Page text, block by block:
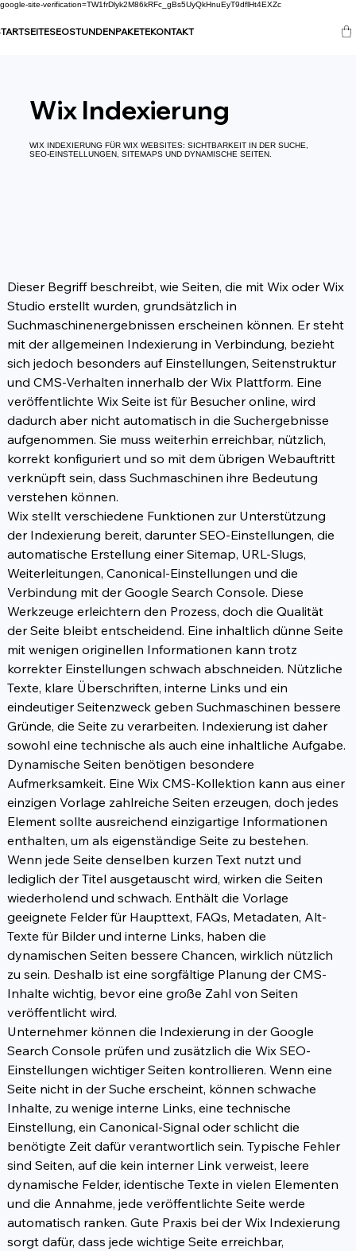
google-site-verification=TW1frDlyk2M86kRFc_gBs5UyQkHnuEyT9dflHt4EXZc
SEOSTUNDENPAKETEKONTAKT
Wix Indexierung
WIX INDEXIERUNG FÜR WIX WEBSITES: SICHTBARKEIT IN DER SUCHE,
SEO-EINSTELLUNGEN, SITEMAPS UND DYNAMISCHE SEITEN.
Dieser Begriff beschreibt, wie Seiten, die mit Wix oder Wix
Studio erstellt wurden, grundsätzlich in
Suchmaschinenergebnissen erscheinen können. Er steht
mit der allgemeinen Indexierung in Verbindung, bezieht
sich jedoch besonders auf Einstellungen, Seitenstruktur
und CMS-Verhalten innerhalb der Wix Plattform. Eine
veröffentlichte Wix Seite ist für Besucher online, wird
dadurch aber nicht automatisch in die Suchergebnisse
aufgenommen. Sie muss weiterhin erreichbar, nützlich,
korrekt konfiguriert und so mit dem übrigen Webauftritt
verknüpft sein, dass Suchmaschinen ihre Bedeutung
verstehen können.
Wix stellt verschiedene Funktionen zur Unterstützung
der Indexierung bereit, darunter SEO-Einstellungen, die
automatische Erstellung einer Sitemap, URL-Slugs,
Weiterleitungen, Canonical-Einstellungen und die
Verbindung mit der Google Search Console. Diese
Werkzeuge erleichtern den Prozess, doch die Qualität
der Seite bleibt entscheidend. Eine inhaltlich dünne Seite
mit wenigen originellen Informationen kann trotz
korrekter Einstellungen schwach abschneiden. Nützliche
Texte, klare Überschriften, interne Links und ein
eindeutiger Seitenzweck geben Suchmaschinen bessere
Gründe, die Seite zu verarbeiten. Indexierung ist daher
sowohl eine technische als auch eine inhaltliche Aufgabe.
Dynamische Seiten benötigen besondere
Aufmerksamkeit. Eine Wix CMS-Kollektion kann aus einer
einzigen Vorlage zahlreiche Seiten erzeugen, doch jedes
Element sollte ausreichend einzigartige Informationen
enthalten, um als eigenständige Seite zu bestehen.
Wenn jede Seite denselben kurzen Text nutzt und
lediglich der Titel ausgetauscht wird, wirken die Seiten
wiederholend und schwach. Enthält die Vorlage
geeignete Felder für Haupttext, FAQs, Metadaten, Alt-
Texte für Bilder und interne Links, haben die
dynamischen Seiten bessere Chancen, wirklich nützlich
zu sein. Deshalb ist eine sorgfältige Planung der CMS-
Inhalte wichtig, bevor eine große Zahl von Seiten
veröffentlicht wird.
Unternehmer können die Indexierung in der Google
Search Console prüfen und zusätzlich die Wix SEO-
Einstellungen wichtiger Seiten kontrollieren. Wenn eine
Seite nicht in der Suche erscheint, können schwache
Inhalte, zu wenige interne Links, eine technische
Einstellung, ein Canonical-Signal oder schlicht die
benötigte Zeit dafür verantwortlich sein. Typische Fehler
sind Seiten, auf die kein interner Link verweist, leere
dynamische Felder, identische Texte in vielen Elementen
und die Annahme, jede veröffentlichte Seite werde
automatisch ranken. Gute Praxis bei der Wix Indexierung
sorgt dafür, dass jede wichtige Seite erreichbar,